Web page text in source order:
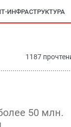
ИНФРАСТРУКТУРА
1187
50 млн.